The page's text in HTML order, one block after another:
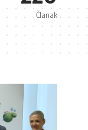
Članak